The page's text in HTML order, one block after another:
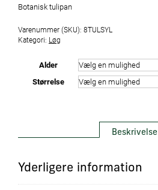
Botanisk tulipan
Varenummer (SKU): 8TULSYL
Kategori: Løg
Alder
Størrelse
Beskrivelse
Yderligere information